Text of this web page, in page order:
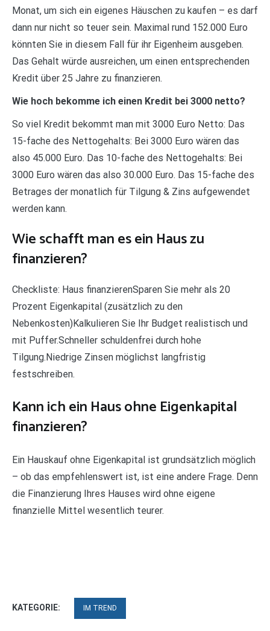
Monat, um sich ein eigenes Häuschen zu kaufen – es darf
dann nur nicht so teuer sein. Maximal rund 152.000 Euro
könnten Sie in diesem Fall für ihr Eigenheim ausgeben.
Das Gehalt würde ausreichen, um einen entsprechenden
Kredit über 25 Jahre zu finanzieren.
Wie hoch bekomme ich einen Kredit bei 3000 netto?
So viel Kredit bekommt man mit 3000 Euro Netto: Das
15-fache des Nettogehalts: Bei 3000 Euro wären das
also 45.000 Euro. Das 10-fache des Nettogehalts: Bei
3000 Euro wären das also 30.000 Euro. Das 15-fache des
Betrages der monatlich für Tilgung & Zins aufgewendet
werden kann.
Wie schafft man es ein Haus zu
finanzieren?
Checkliste: Haus finanzierenSparen Sie mehr als 20
Prozent Eigenkapital (zusätzlich zu den
Nebenkosten)Kalkulieren Sie Ihr Budget realistisch und
mit Puffer.Schneller schuldenfrei durch hohe
Tilgung.Niedrige Zinsen möglichst langfristig
festschreiben.
Kann ich ein Haus ohne Eigenkapital
finanzieren?
Ein Hauskauf ohne Eigenkapital ist grundsätzlich möglich
– ob das empfehlenswert ist, ist eine andere Frage. Denn
die Finanzierung Ihres Hauses wird ohne eigene
finanzielle Mittel wesentlich teurer.
KATEGORIE: IM TREND